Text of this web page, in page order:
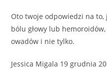
Oto twoje odpowiedzi na
bólu głowy lub
owadów i nie tylko.
Jessica Migala 19 grudnia